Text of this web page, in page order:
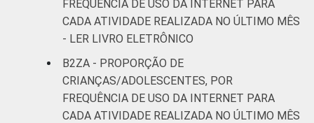
FREQUÊNCIA DE USO DA INTERNET PARA
CADA ATIVIDADE REALIZADA NO ÚLTIMO MÊS
- LER LIVRO ELETRÔNICO
B2ZA - PROPORÇÃO DE
CRIANÇAS/ADOLESCENTES, POR
FREQUÊNCIA DE USO DA INTERNET PARA
CADA ATIVIDADE REALIZADA NO ÚLTIMO MÊS